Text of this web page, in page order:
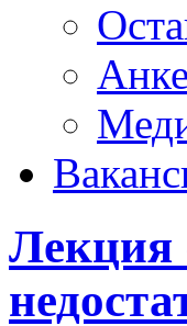
Лекция